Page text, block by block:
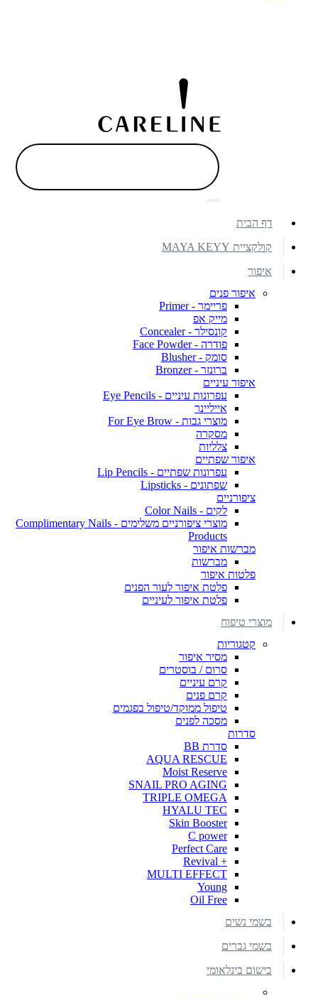
דף הבית
קולקציית MAYA KEYY
איפור
איפור פנים
פריימר - Primer
מייק אפ
קונסילר - Concealer
פודרה - Face Powder
סומק - Blusher
ברונזר - Bronzer
איפור עיניים
עפרונות עיניים - Eye Pencils
אייליינר
מוצרי גבות - For Eye Brow
מסקרה
צלליות
איפור שפתיים
עפרונות שפתיים - Lip Pencils
שפתונים - Lipsticks
ציפורניים
לקים - Color Nails
מוצרי ציפורניים משלימים - Complimentary Nails
Products
מברשות איפור
מברשות
פלטות איפור
פלטת איפור לעור הפנים
פלטת איפור לעיניים
מוצרי טיפוח
קטגוריות
מסיר איפור
סרום / בוסטרים
קרם עיניים
קרם פנים
טיפול ממוקד/טיפול בפגמים
מסכה לפנים
סדרות
סדרת BB
AQUA RESCUE
Moist Reserve
SNAIL PRO AGING
TRIPLE OMEGA
HYALU TEC
Skin Booster
C power
Perfect Care
+ Revival
MULTI EFFECT
Young
Oil Free
בשמי נשים
בשמי גברים
בישום בינלאומי